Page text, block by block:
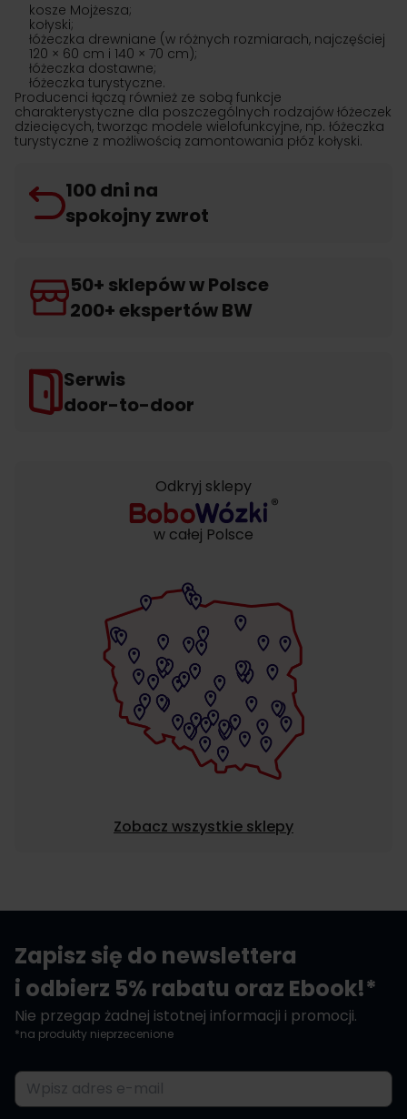
kosze Mojżesza;
kołyski;
łóżeczka drewniane (w różnych rozmiarach, najczęściej
120 × 60 cm i 140 × 70 cm);
łóżeczka dostawne;
łóżeczka turystyczne.
Producenci łączą również ze sobą funkcje
charakterystyczne dla poszczególnych rodzajów łóżeczek
dziecięcych, tworząc modele wielofunkcyjne, np. łóżeczka
turystyczne z możliwością zamontowania płóz kołyski.
100 dni na
spokojny zwrot
50+ sklepów w Polsce
200+ ekspertów BW
Serwis
door-to-door
Odkryj sklepy
w całej Polsce
Zobacz wszystkie sklepy
Zapisz się do newslettera
i odbierz 5% rabatu oraz Ebook!*
Nie przegap żadnej istotnej informacji i promocji.
*na produkty nieprzecenione
Adres e-mail